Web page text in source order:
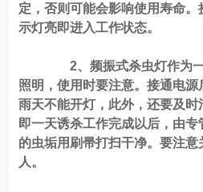
定，否则可能会影响使用寿命
示灯亮即进入工作状态。
2、频振式杀虫灯作为一
照明，使用时要注意。接通电
雨天不能开灯，此外，还要及时
即一天诱杀工作完成以后，由
的虫垢用刷帚打扫干净。要注
人。